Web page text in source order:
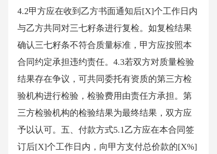
4.2甲方应在收到乙方书面通知后[X]个工作日内
与乙方共同对三七籽条进行复检。如复检结果
确认三七籽条不符合质量标准，甲方应按照本
合同约定承担违约责任。4.3若双方对质量检验
结果存在争议，可共同委托有资质的第三方检
验机构进行检验，检验费用由责任方承担。第
三方检验机构的检验结果为最终结果，双方应
予以认可。五、付款方式5.1乙方应在本合同签
订后[X]个工作日内，向甲方支付总价款的[X%]